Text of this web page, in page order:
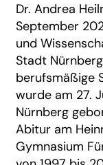
Dr. Andrea
September
und
Stadt
berufsmäßige
wurde am 27.
Nürnberg
Abitur am
Gymnasium